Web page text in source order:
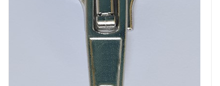
OPTIONEN WÄHLEN